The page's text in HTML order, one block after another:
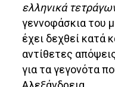
ελληνικά
γεννοφάσκια του
έχει δεχθεί κατά
αντίθετες
για τα γεγονότα